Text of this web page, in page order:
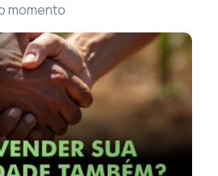
momento